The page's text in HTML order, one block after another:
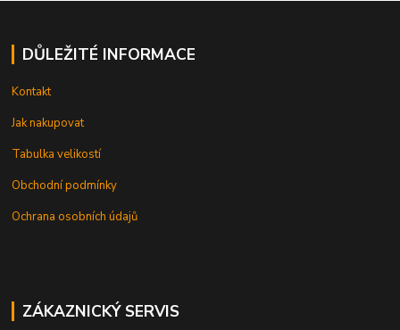
DŮLEŽITÉ INFORMACE
Kontakt
Jak nakupovat
Tabulka velikostí
Obchodní podmínky
Ochrana osobních údajů
ZÁKAZNICKÝ SERVIS